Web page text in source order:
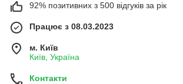
92% позитивних з 500 відгуків за рік
Працює з 08.03.2023
м. Київ
Київ, Україна
Контакти